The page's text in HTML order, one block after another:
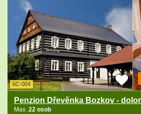
6C-004
Penzion Dřevěnka Bozkov -
Max. 22 osob